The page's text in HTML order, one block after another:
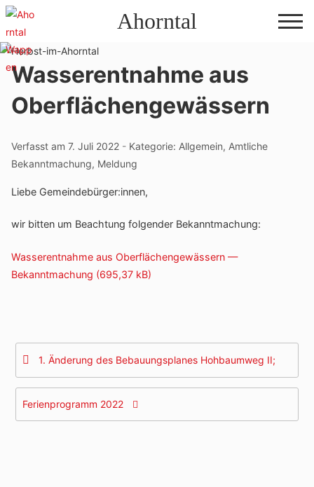
Direkt
Inhalt
Ahorntal
Wasserentnahme aus
Oberflächengewässern
Verfasst am 7. Juli 2022 - Kategorie: Allgemein, Amtliche
Bekanntmachung, Meldung
Liebe Gemeindebürger:innen,
wir bitten um Beach­tung folgender Bekanntmachung:
Wasser­ent­nahme aus Ober­flä­chen­ge­wäs­sern —
Bekanntmachung
Beitragsnavigation
1. Änderung des Bebauungsplanes Hohbaumweg II;
Ferienprogramm 2022